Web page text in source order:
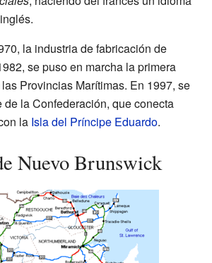
la industria de fabricación de
se puso en marcha la primera
Provincias Marítimas. En 1997, se
de la Confederación, que conecta
la Isla del Príncipe Eduardo.
Nuevo Brunswick